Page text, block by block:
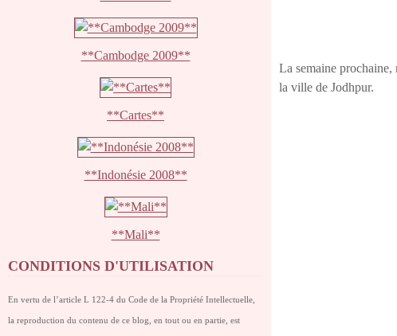
**Cambodge 2009**
**Cartes**
**Indonésie 2008**
**Mali**
CONDITIONS D'UTILISATION
En vertu de l’article L 122-4 du Code de la Propriété Intellectuelle,
la reproduction du contenu de ce blog, en tout ou en partie, est
La semaine
la ville de Jodhpur.